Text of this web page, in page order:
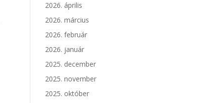
2026. április
2026. március
2026. február
2026. január
2025. december
2025. november
2025. október